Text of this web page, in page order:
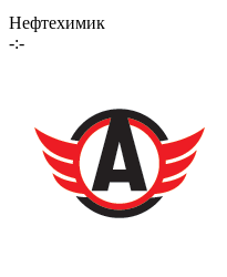
Нефтехимик
-:-